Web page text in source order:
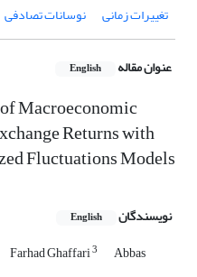
تغییرات زمانی
نوسانات تصادفی
عنوان مقاله English
Macroeconomic
Returns with
Fluctuations Models
نویسندگان English
Farhad Ghaffari3 Abbas